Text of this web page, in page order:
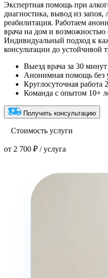
Экспертная помощь при
диагностика, вывод из
реабилитация. Работаем
врача на дом и возможностью
Индивидуальный подход к
консультации до устойчивой
Выезд врача за 30 минут
Анонимная помощь без
Круглосуточная работа
Команда с опытом 10+
Получить консультацию
Стоимость услуги
от 2 700 ₽ / услуга